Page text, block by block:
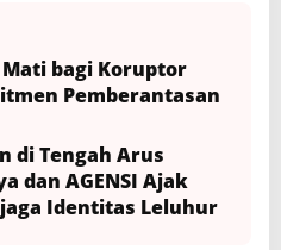
bagi Koruptor
Pemberantasan
di Tengah Arus
dan AGENSI Ajak
Identitas Leluhur